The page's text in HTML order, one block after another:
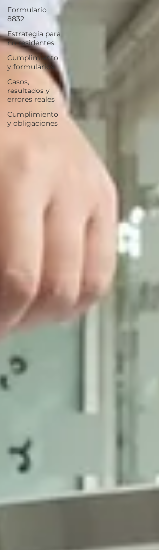
Formulario
8832
Estrategia para
no residentes.
Cumplimiento
y formularios
Casos,
resultados y
errores reales
Cumplimiento
y obligaciones